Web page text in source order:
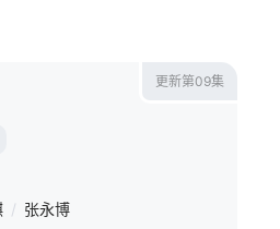
更新第09集
/ 张永博